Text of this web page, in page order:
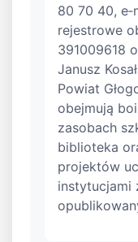
80 70 40,
rejestrowe
391009618
Janusz
Powiat
obejmują
zasobach
biblioteka
projektów
instytucjami